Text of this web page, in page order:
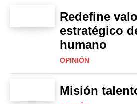
Redefine
estratégico
humano
OPINIÓN
Misión